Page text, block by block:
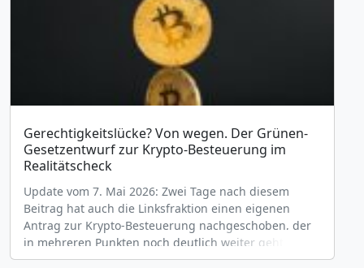
Gerechtigkeitslücke? Von wegen. Der Grünen-
Gesetzentwurf zur Krypto-Besteuerung im
Realitätscheck
Update vom 7. Mai 2026: Zwei Tage nach diesem
Beitrag hat auch die Linksfraktion einen eigenen
Antrag zur Krypto-Besteuerung nachgeschoben, der
in mehreren Punkten noch deutlich weiter geht als
der hier analysierte Grünen-Entwurf. Am 5. Mai 2026